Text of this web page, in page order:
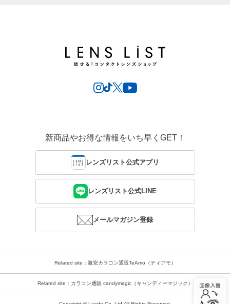
新商品やお得な情報をいち早くGET！
レンズリスト公式アプリ
レンズリスト公式LINE
メールマガジン登録
Related site：激安カラコン通販TeAmo（ティアモ）
Related site：カラコン通販 candymagic（キャンディーマジック）